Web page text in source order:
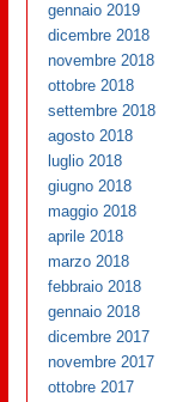
gennaio 2019
dicembre 2018
novembre 2018
ottobre 2018
settembre 2018
agosto 2018
luglio 2018
giugno 2018
maggio 2018
aprile 2018
marzo 2018
febbraio 2018
gennaio 2018
dicembre 2017
novembre 2017
ottobre 2017